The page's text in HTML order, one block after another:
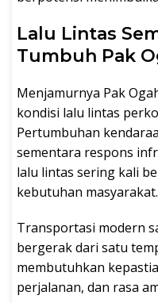
Lalu Lintas
Tumbuh Pak
Menjamurnya Pak
kondisi lalu lintas
Pertumbuhan
sementara respons
lalu lintas sering kali
kebutuhan masyarakat.
Transportasi modern
bergerak dari satu
membutuhkan
perjalanan, dan rasa